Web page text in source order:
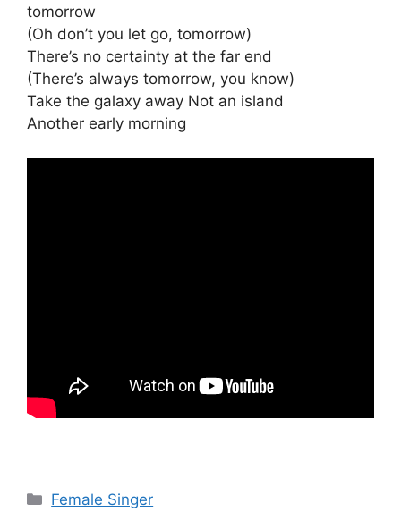
tomorrow
(Oh don’t you let go, tomorrow)
There’s no certainty at the far end
(There’s always tomorrow, you know)
Take the galaxy away Not an island
Another early morning
Categories
Female Singer